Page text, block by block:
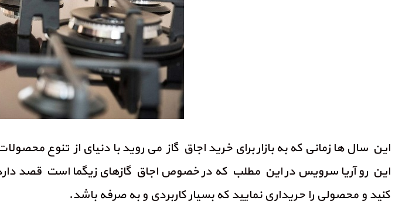
این سال ها زمانی که به بازار برای خرید اجاق گاز می روید با دنیای از تنوع
این رو آریا سرویس در این مطلب که در خصوص اجاق گازهای زیگما است قصد دارد
کنید و محصولی را حریداری نمایید که بسیار کاربردی و به صرفه باشد.